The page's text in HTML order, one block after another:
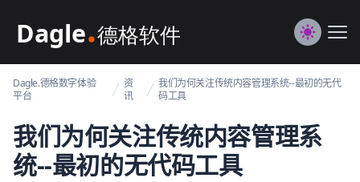
Dagle@数字体验管理
Switch
Dagle.德格数字体验
平台
资
讯
我们为何关注传统内容管理系统--最初的无代
码工具
我们为何关注传统内容管理系
统--最初的无代码工具